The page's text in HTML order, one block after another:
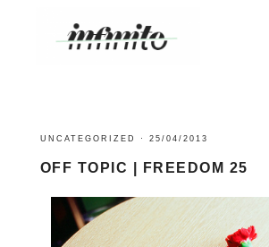
UNCATEGORIZED · 25/04/2013
OFF TOPIC | FREEDOM 25